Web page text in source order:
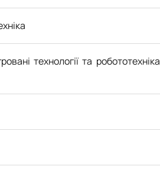
технології та робототехніка